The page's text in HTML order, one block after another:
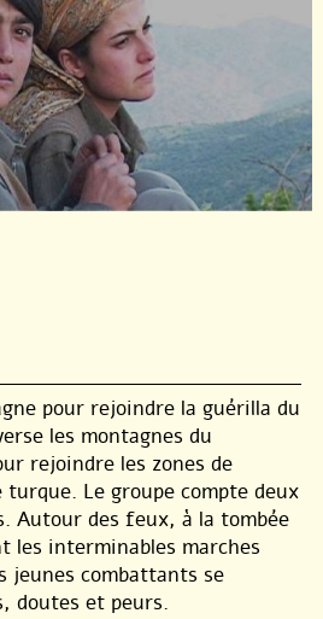
pour rejoindre la guérilla du
les montagnes du
rejoindre les zones de
Le groupe compte deux
Autour des feux, à la tombée
les interminables marches
jeunes combattants se
doutes et peurs.